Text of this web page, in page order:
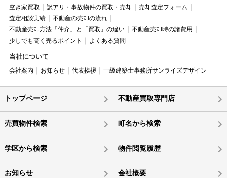
空き家買取
訳アリ・事故物件の買取・売却
売却査定フォーム
査定相談実績
不動産の売却の流れ
不動産売却方法「仲介」と「買取」の違い
不動産売却時の諸費用
少しでも高く売るポイント
よくある質問
当社について
会社案内 お知らせ 代表挨拶 一級建築士事務所サンライズデザイン
トップページ 不動産買取専門店
売買物件検索 町名から検索
学区から検索 物件閲覧履歴
お知らせ 会社概要